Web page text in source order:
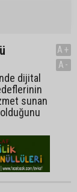
dijital
sunan
A+
A-